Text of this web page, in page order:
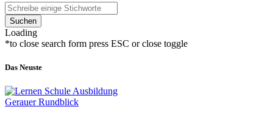
Suchen
Loading
*to close search form press ESC or close toggle
Das Neuste
Gerauer Rundblick